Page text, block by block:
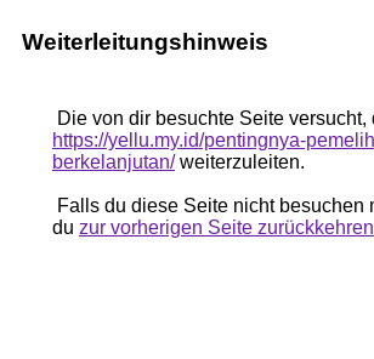
Weiterleitungshinweis
Die von dir besuchte Seite versucht,
https://yellu.my.id/pentingnya-
berkelanjutan/weiterzuleiten.
Falls du diese Seite nicht besuchen
du zur vorherigen Seite zurückkehren